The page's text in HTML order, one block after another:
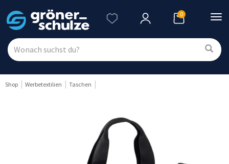
0
Shop Werbetextilien Taschen